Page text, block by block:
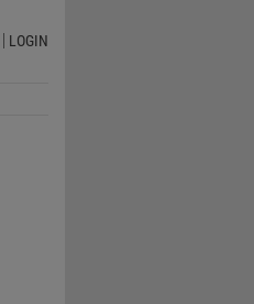
LOGIN